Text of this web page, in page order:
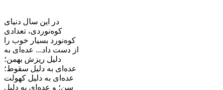
در این سال دنیای
کوه‌نوردی، تعدادی
کوه‌نورد بسیار خوب را
از دست داد... عده‌ای به
دلیل ریزش بهمن؛
عده‌ای به دلیل سقوط؛
عده‌ای به دلیل کهولت
سن؛ و عده‌ای به دلیل